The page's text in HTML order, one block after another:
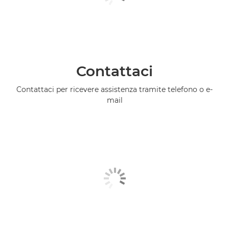
Contattaci
Contattaci per ricevere assistenza tramite telefono o e-
mail